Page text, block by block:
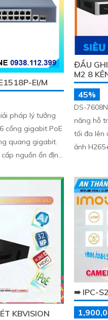
EI/M
pháp lý tưởng
cổng gigabit PoE
quang gigabit.
nguồn ổn định
ĐẦU
M2 8
45%
DS-
năng hỗ
tối đa lên đến 32MP.
ảnh
KBVISION
➠ IPC-